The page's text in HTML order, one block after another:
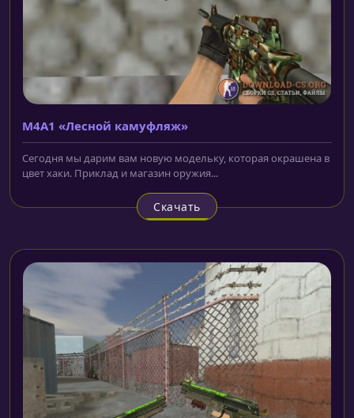
M4A1 «Лесной камуфляж»
Сегодня мы дарим вам новую модельку, которая окрашена в
цвет хаки. Приклад и магазин оружия...
Скачать